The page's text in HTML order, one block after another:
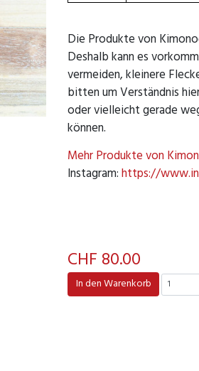
Die Produkte von
Deshalb kann es
vermeiden, kleinere
bitten um Verständnis
oder vielleicht gerade
können.
Mehr Produkte von
Instagram:https://
CHF 80.00
In den Warenkorb